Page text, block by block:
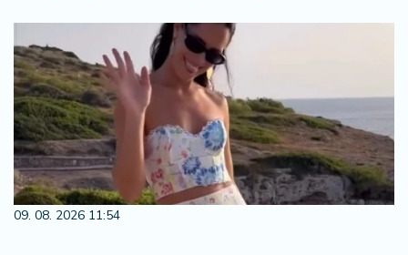
09. 08. 2026 11:54